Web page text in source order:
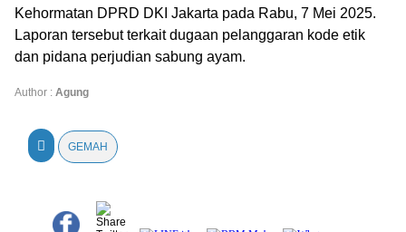
Kehormatan DPRD DKI Jakarta pada Rabu, 7 Mei 2025.
Laporan tersebut terkait dugaan pelanggaran kode etik
dan pidana perjudian sabung ayam.
Author : Agung
GEMAH